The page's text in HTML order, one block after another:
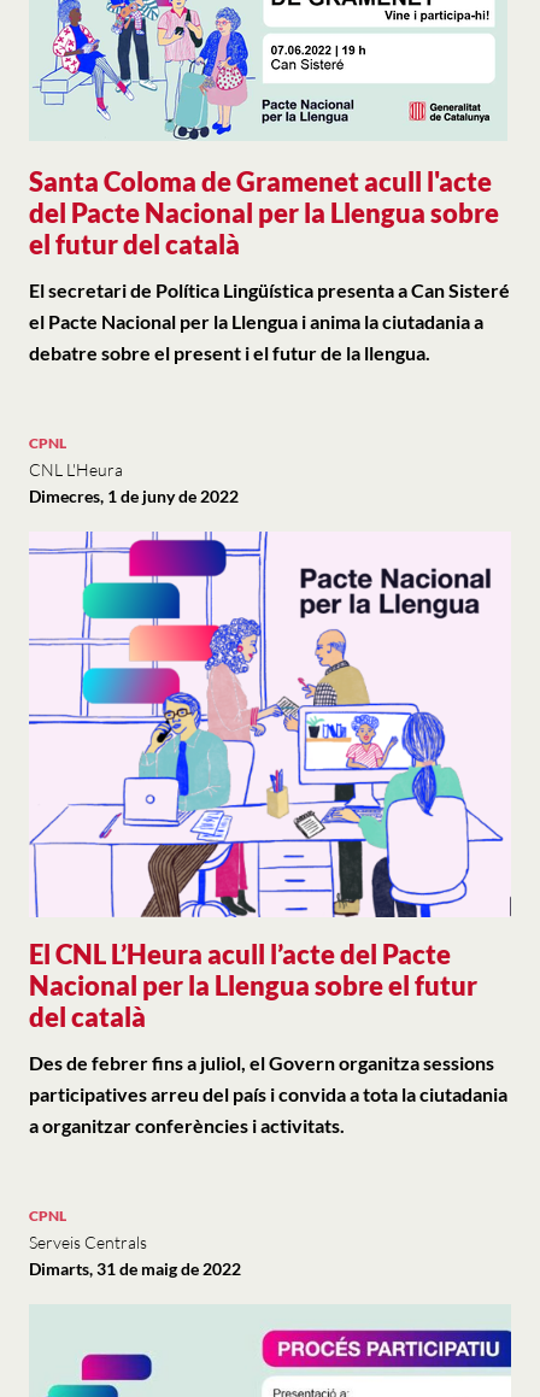
Santa Coloma de Gramenet acull l'acte
del Pacte Nacional per la Llengua sobre
el futur del català
El secretari de Política Lingüística presenta a Can Sisteré
el Pacte Nacional per la Llengua i anima la ciutadania a
debatre sobre el present i el futur de la llengua.
El CNL L’Heura acull l’acte del Pacte
Nacional per la Llengua sobre el futur
del català
CPNL
CNL L'Heura
Dimecres, 1 de juny de 2022
Des de febrer fins a juliol, el Govern organitza sessions
participatives arreu del país i convida a tota la ciutadania
a organitzar conferències i activitats.
CPNL
Serveis Centrals
Dimarts, 31 de maig de 2022